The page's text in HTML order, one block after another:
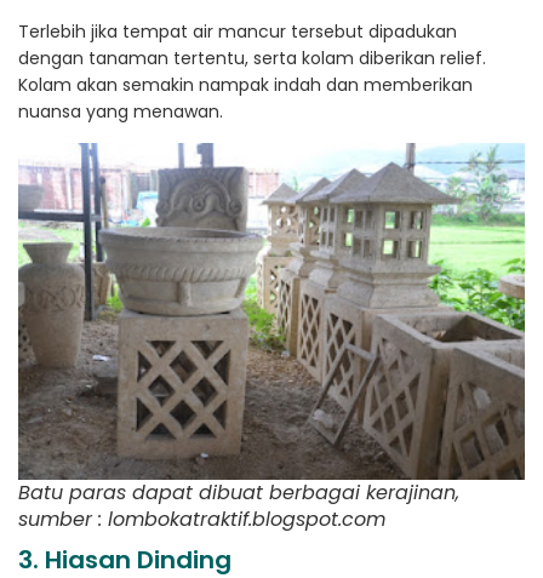
Terlebih jika tempat air mancur tersebut dipadukan
dengan tanaman tertentu, serta kolam diberikan relief.
Kolam akan semakin nampak indah dan memberikan
nuansa yang menawan.
Batu paras dapat dibuat berbagai kerajinan,
sumber : lombokatraktif.blogspot.com
3. Hiasan Dinding